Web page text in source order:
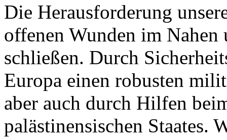
Die Herausforderung
offenen Wunden im
schließen. Durch
Europa einen robusten
aber auch durch Hilfen
palästinensischen Staates.